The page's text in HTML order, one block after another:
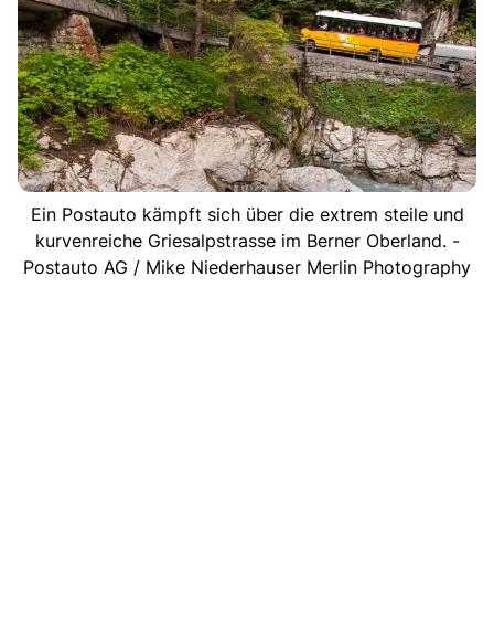
Ein Postauto kämpft sich über die extrem steile und
kurvenreiche Griesalpstrasse im Berner Oberland. -
Postauto AG / Mike Niederhauser Merlin Photography